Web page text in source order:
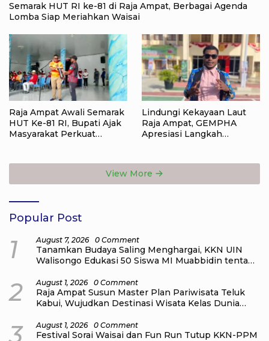
Semarak HUT RI ke-81 di Raja Ampat, Berbagai Agenda
Lomba Siap Meriahkan Waisai
Raja Ampat Awali Semarak
HUT Ke-81 RI, Bupati Ajak
Masyarakat Perkuat
Lindungi Kekayaan Laut
Raja Ampat, GEMPHA
Apresiasi Langkah
View More
Popular Post
1 August 7, 2026 0 Comment
Tanamkan Budaya Saling Menghargai, KKN UIN
Walisongo Edukasi 50 Siswa MI Muabbidin tentang
2 August 1, 2026 0 Comment
Raja Ampat Susun Master Plan Pariwisata Teluk
Kabui, Wujudkan Destinasi Wisata Kelas Dunia
3 August 1, 2026 0 Comment
Festival Sorai Waisai dan Fun Run Tutup KKN-PPM